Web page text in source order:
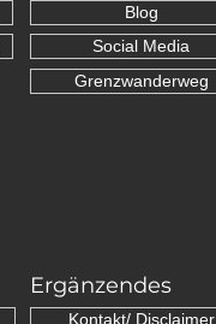
Blog
Social Media
Grenzwanderweg
Ergänzendes
Kontakt/ Disclaimer